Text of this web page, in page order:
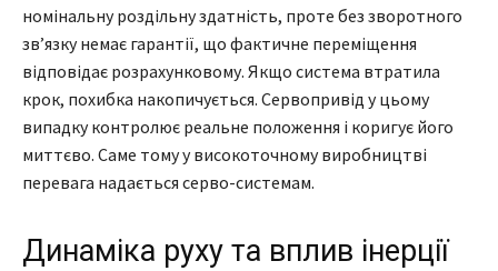
номінальну роздільну здатність, проте без зворотного
зв’язку немає гарантії, що фактичне переміщення
відповідає розрахунковому. Якщо система втратила
крок, похибка накопичується. Сервопривід у цьому
випадку контролює реальне положення і коригує його
миттєво. Саме тому у високоточному виробництві
перевага надається серво-системам.
Динаміка руху та вплив інерції